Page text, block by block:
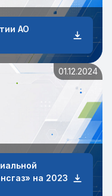
АО
01.12.2024
на 2023